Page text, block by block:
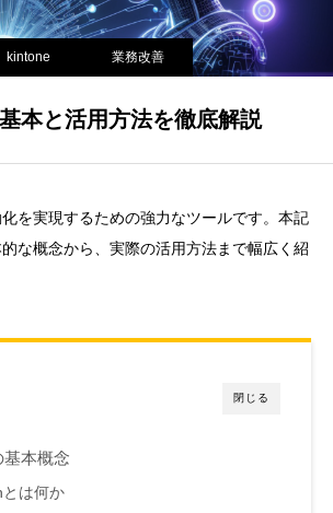
kintone 業務改善
本と活用方法を徹底解説
を実現するための強力なツールです。本記
な概念から、実際の活用方法まで幅広く紹
閉じる
基本概念
とは何か